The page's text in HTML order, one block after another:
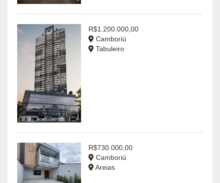
R$1.200.000,00
Camboriú
Tabuleiro
R$730.000,00
Camboriú
Areias